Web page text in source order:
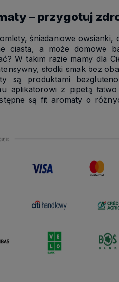
– przygotuj
śniadaniowe
ciasta, a może domowe
W takim razie mamy dla
słodki smak bez
są produktami
aplikatorowi z pipetą
są fit aromaty o